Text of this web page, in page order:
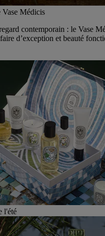
Vase Médicis
contemporain : le Vase
d’exception et beauté
l'été